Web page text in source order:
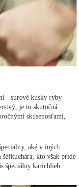
- surové kúsky ryby
je to skutočná
skúsenosťami,
aké v iných
kto však príde
špeciálny karichlieb.